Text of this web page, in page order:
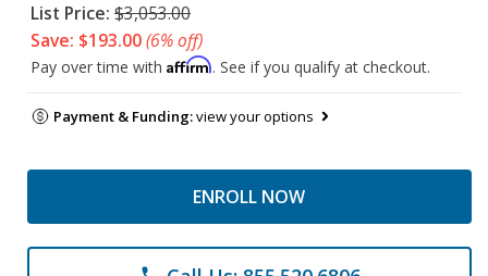
List Price: $3,053.00
Save: $193.00(6% off)
Pay over time with Affirm. See if you qualify at checkout.
Payment & Funding:view your options
ENROLL NOW